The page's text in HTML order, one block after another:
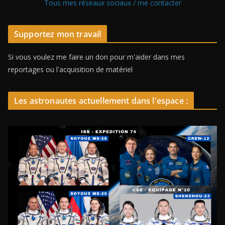
Tous mes réseaux sociaux / me contacter
Supportez mon travail
Si vous voulez me faire un don pour m'aider dans mes
reportages ou l'acquisition de matériel
Les astronautes actuellement dans l'espace :